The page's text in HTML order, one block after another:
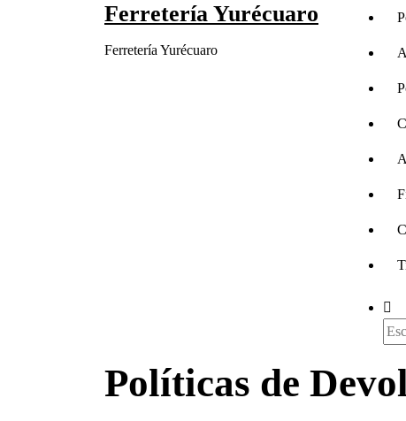
Ferretería Yurécuaro
Ferretería Yurécuaro
Políticas de